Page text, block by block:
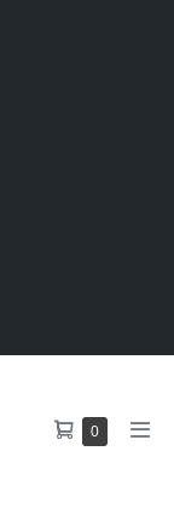
Shopping
0Items